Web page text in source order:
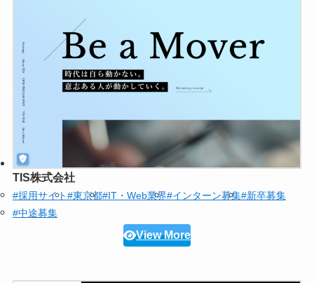
TIS株式会社
#採用サイト#東京都#IT・Web業界#インターン募集#新卒募集
#中途募集
View More